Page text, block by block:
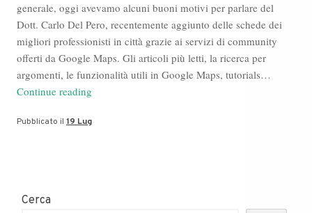
generale, oggi avevamo alcuni buoni motivi per parlare del
Dott. Carlo Del Pero, recentemente aggiunto delle schede dei
migliori professionisti in città grazie ai servizi di community
offerti da Google Maps. Gli articoli più letti, la ricerca per
argomenti, le funzionalità utili in Google Maps, tutorials…
Continue reading
Del
Pubblicato il 19 Lug
Cerca